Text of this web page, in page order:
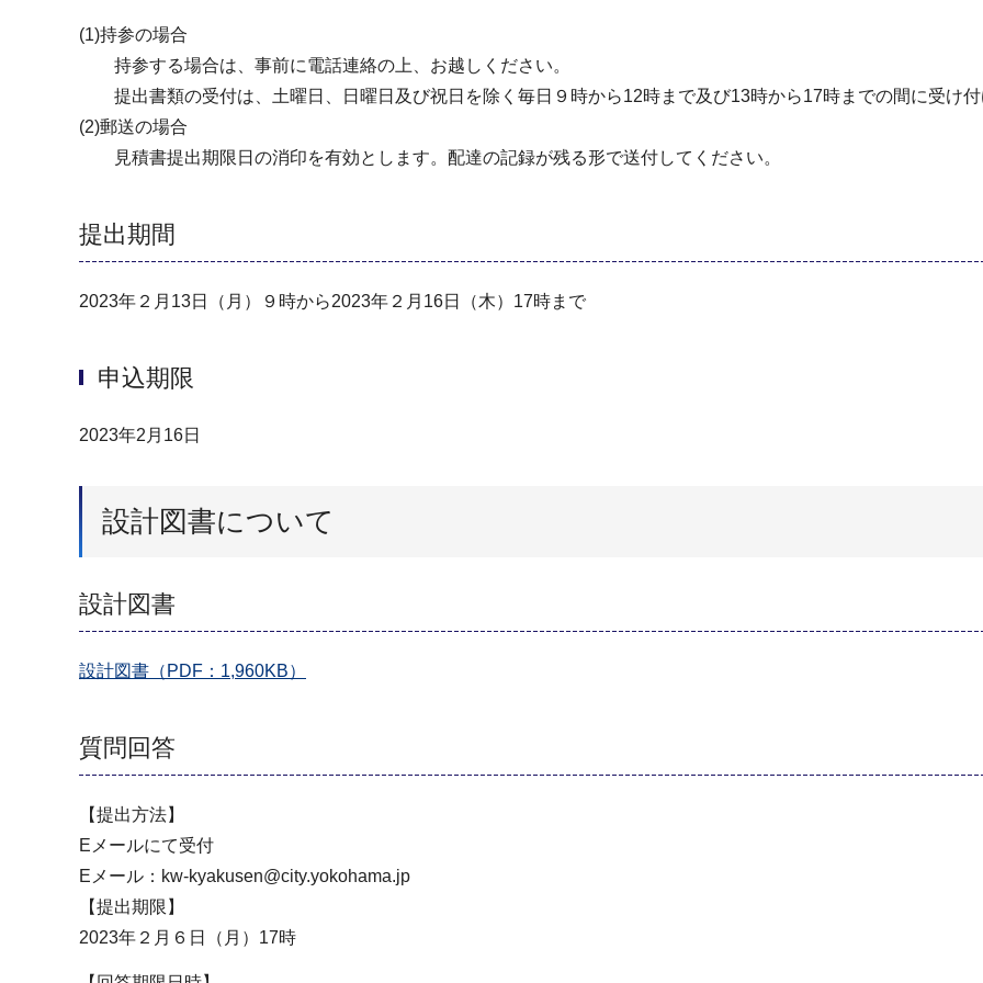
(1)持参の場合
持参する場合は、事前に電話連絡の上、お越しください。
提出書類の受付は、土曜日、日曜日及び祝日を除く毎日９時から12時まで及び13時から17時までの間に受け
(2)郵送の場合
見積書提出期限日の消印を有効とします。配達の記録が残る形で送付してください。
提出期間
2023年２月13日（月）９時から2023年２月16日（木）17時まで
申込期限
2023年2月16日
設計図書について
設計図書
設計図書（PDF：1,960KB）
質問回答
【提出方法】
Eメールにて受付
Eメール：kw-kyakusen@city.yokohama.jp
【提出期限】
2023年２月６日（月）17時